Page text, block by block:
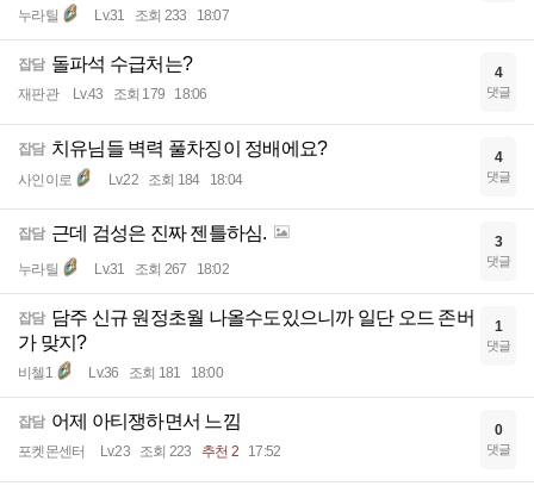
누라틸 Lv.31 조회 233 18:07
잡담 돌파석 수급처는?
재판관 Lv.43 조회 179 18:06
4
댓글
잡담 치유님들 벽력 풀차징이 정배에요?
사인이로 Lv.22 조회 184 18:04
4
댓글
잡담 근데 검성은 진짜 젠틀하심.
누라틸 Lv.31 조회 267 18:02
3
댓글
잡담 담주 신규 원정초월 나올수도있으니까 일단 오드 존버
가 맞지?
비첼1 Lv.36 조회 181 18:00
1
댓글
잡담 어제 아티쟁하면서 느낌
포켓몬센터 Lv.23 조회 223 추천 2 17:52
0
댓글